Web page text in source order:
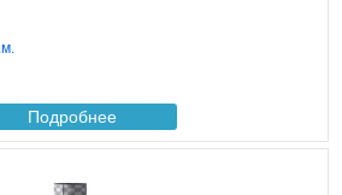
Подробнее